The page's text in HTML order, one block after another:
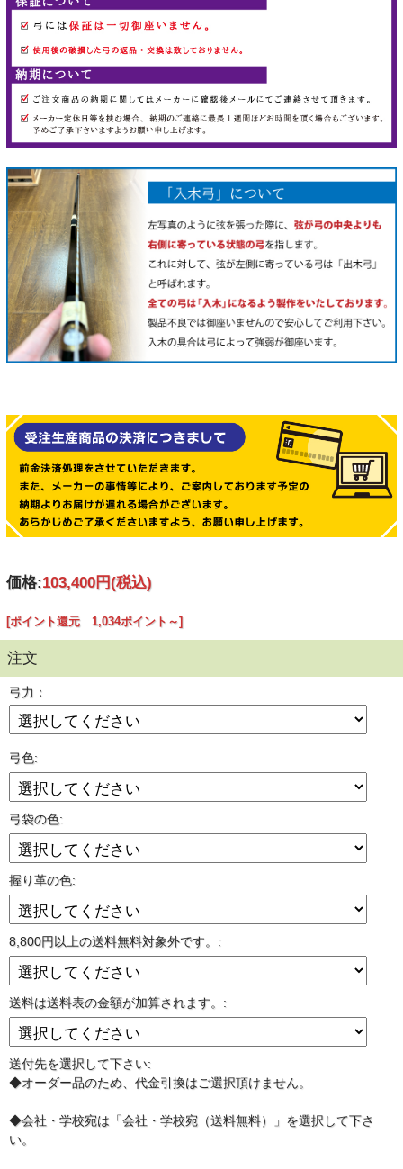
価格:103,400円(税込)
[ポイント還元 1,034ポイント～]
注文
弓力：
弓色:
弓袋の色:
握り革の色:
8,800円以上の送料無料対象外です。:
送料は送料表の金額が加算されます。:
送付先を選択して下さい:
◆オーダー品のため、代金引換はご選択頂けません。
◆会社・学校宛は「会社・学校宛（送料無料）」を選択して下さ
い。